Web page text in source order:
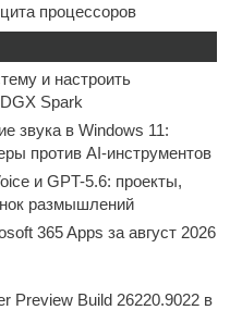
процессоров
и настроить
Spark
звука в Windows 11:
против AI-инструментов
и GPT-5.6: проекты,
размышлений
365 Apps за август 2026
Preview Build 26220.9022 в